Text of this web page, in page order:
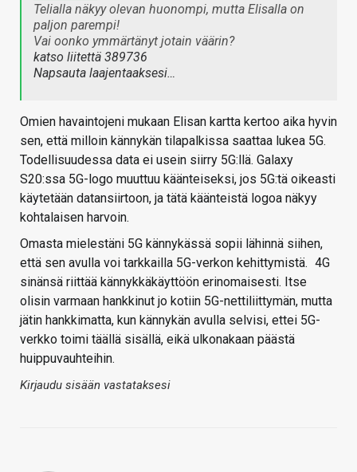
Telialla näkyy olevan huonompi, mutta Elisalla on
paljon parempi!
Vai oonko ymmärtänyt jotain väärin?
katso liitettä 389736
Napsauta laajentaaksesi…
Omien havaintojeni mukaan Elisan kartta kertoo aika hyvin
sen, että milloin kännykän tilapalkissa saattaa lukea 5G.
Todellisuudessa data ei usein siirry 5G:llä. Galaxy
S20:ssa 5G-logo muuttuu käänteiseksi, jos 5G:tä oikeasti
käytetään datansiirtoon, ja tätä käänteistä logoa näkyy
kohtalaisen harvoin.
Omasta mielestäni 5G kännykässä sopii lähinnä siihen,
että sen avulla voi tarkkailla 5G-verkon kehittymistä. 4G
sinänsä riittää kännykkäkäyttöön erinomaisesti. Itse
olisin varmaan hankkinut jo kotiin 5G-nettiliittymän, mutta
jätin hankkimatta, kun kännykän avulla selvisi, ettei 5G-
verkko toimi täällä sisällä, eikä ulkonakaan päästä
huippuvauhteihin.
Kirjaudu sisään vastataksesi